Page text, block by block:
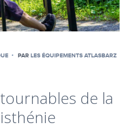
PAR LES ÉQUIPEMENTS ATLASBARZ
de la